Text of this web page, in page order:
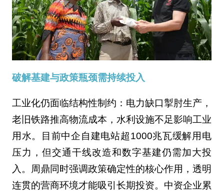
破解基建与政策瓶颈需持续投入‌
工业化仍面临结构性制约：电力缺口掣肘生产，
老旧铁路推高物流成本，水利设施不足影响工业
用水。目前中企自建电站超1000兆瓦缓解用电
压力，但交通干线改造和数字基建仍需加大投
入。周鼎同时强调政策确定性的核心作用，透明
连贯的营商环境才能吸引长期投资。中资企业累